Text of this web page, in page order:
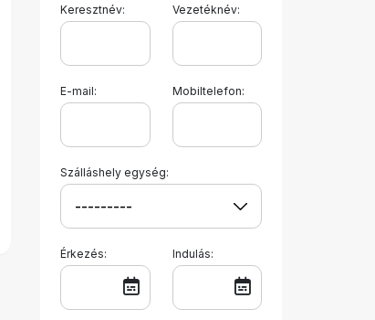
Keresztnév: Vezetéknév:
E-mail: Mobiltelefon:
Szálláshely egység:
Érkezés: Indulás: